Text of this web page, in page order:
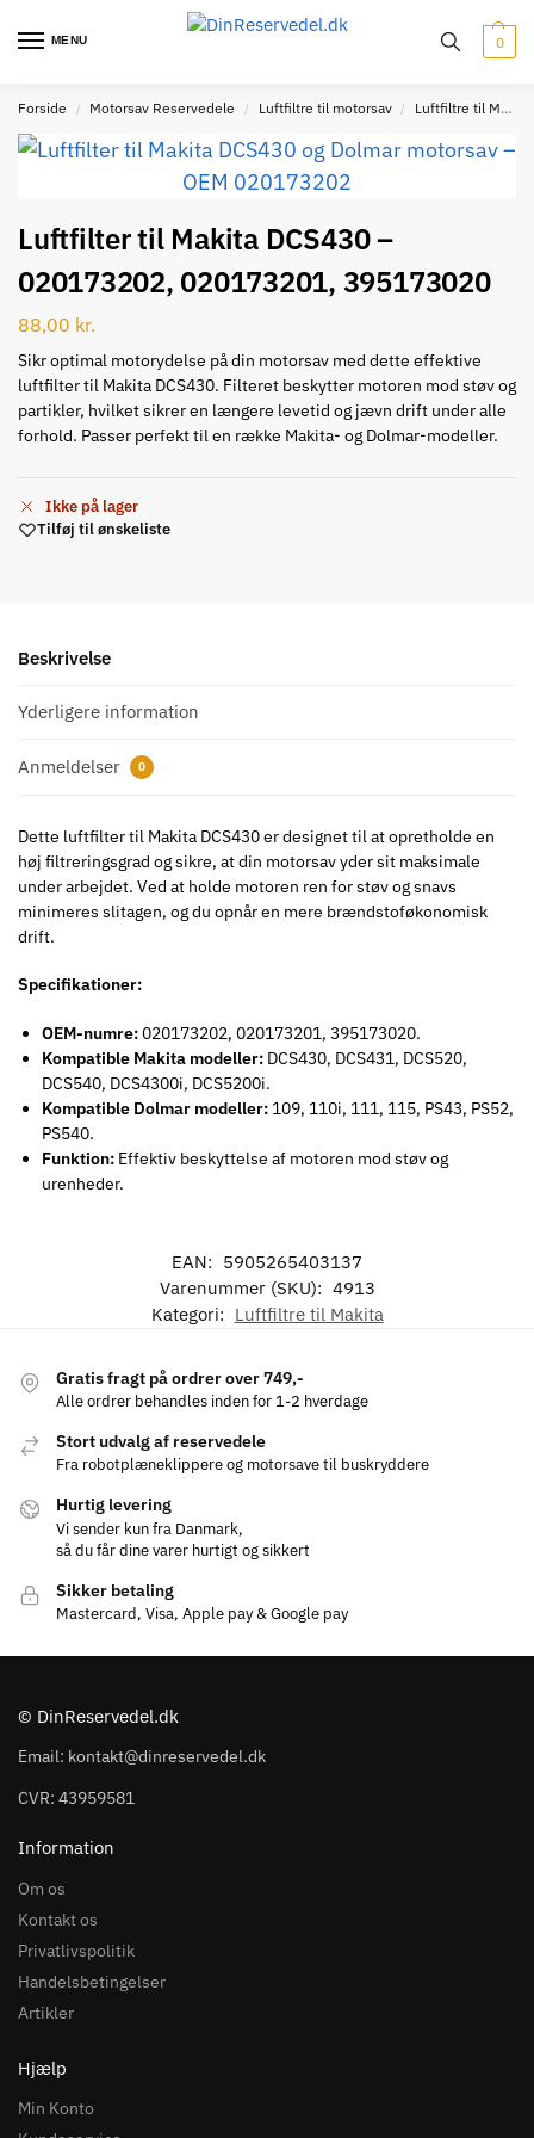
MENU 0
Forside / Motorsav Reservedele / Luftfiltre til motorsav / Luftfiltre til Makita
Luftfilter til Makita DCS430 –
020173202, 020173201, 395173020
88,00 kr.
Sikr optimal motorydelse på din motorsav med dette effektive
luftfilter til Makita DCS430. Filteret beskytter motoren mod støv og
partikler, hvilket sikrer en længere levetid og jævn drift under alle
forhold. Passer perfekt til en række Makita- og Dolmar-modeller.
Ikke på lager
Tilføj til ønskeliste
Beskrivelse
Yderligere information
Anmeldelser 0
Dette luftfilter til Makita DCS430 er designet til at opretholde en
høj filtreringsgrad og sikre, at din motorsav yder sit maksimale
under arbejdet. Ved at holde motoren ren for støv og snavs
minimeres slitagen, og du opnår en mere brændstoføkonomisk
drift.
Specifikationer:
OEM-numre:020173202, 020173201, 395173020.
Kompatible Makita modeller: DCS430, DCS431, DCS520,
DCS540, DCS4300i, DCS5200i.
Kompatible Dolmar modeller: 109, 110i, 111, 115, PS43, PS52,
PS540.
Funktion: Effektiv beskyttelse af motoren mod støv og
urenheder.
EAN: 5905265403137
Varenummer (SKU): 4913
Kategori: Luftfiltre til Makita
Gratis fragt på ordrer over 749,-
Alle ordrer behandles inden for 1-2 hverdage
Stort udvalg af reservedele
Fra robotplæneklippere og motorsave til buskryddere
Hurtig levering
Vi sender kun fra Danmark,
så du får dine varer hurtigt og sikkert
Sikker betaling
Mastercard, Visa, Apple pay & Google pay
© DinReservedel.dk
Email: kontakt@dinreservedel.dk
CVR: 43959581
Information
Om os
Kontakt os
Privatlivspolitik
Handelsbetingelser
Artikler
Hjælp
Min Konto